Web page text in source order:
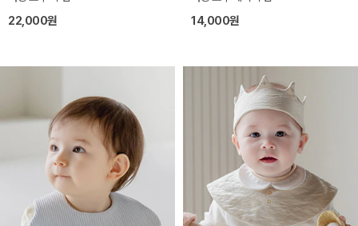
22,000원 14,000원